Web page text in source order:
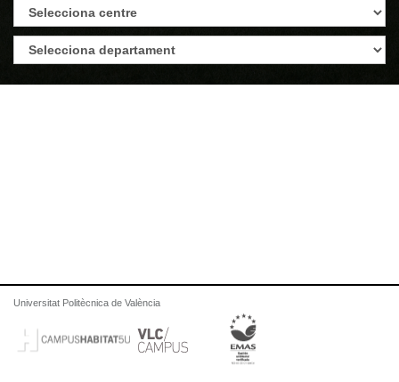
Universitat Politècnica de València